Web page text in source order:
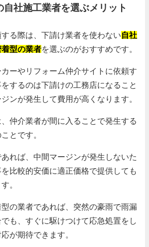
自社施工業者を選ぶメリット
る際は、下請け業者を使わない自社
型の業者を選ぶのがおすすめです。
ーやリフォーム仲介サイトに依頼す
するのは下請けの工務店になること
ンが発生して費用が高くなります。
仲介業者が間に入ることで発生する
とです。
れば、中間マージンが発生しないた
比較的安価に適正価格で提供しても
。
の業者であれば、突然の豪雨で雨漏
も、すぐに駆けつけて応急処置をし
が期待できます。